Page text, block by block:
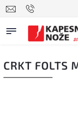
CRKT FOLTS